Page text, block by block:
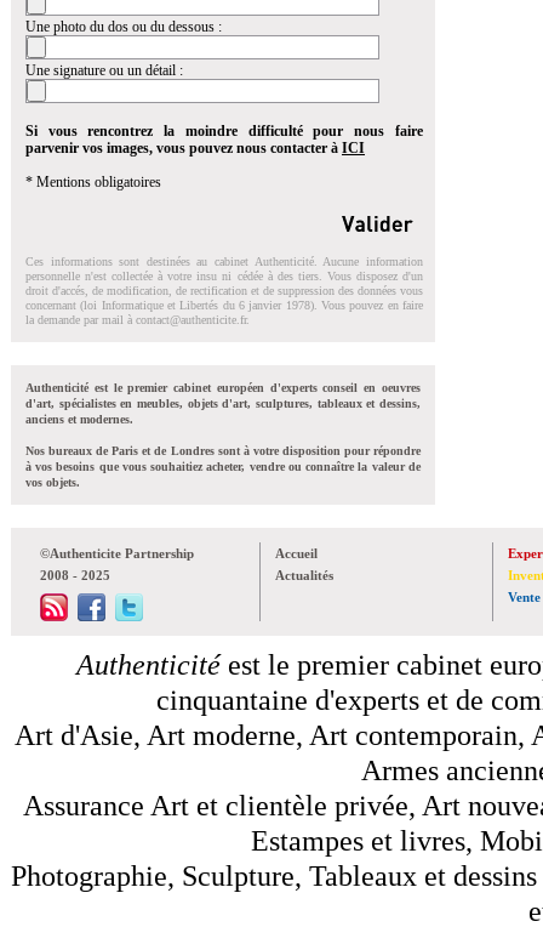
Une photo du dos ou du dessous :
Une signature ou un détail :
Si vous rencontrez la moindre difficulté pour nous faire
parvenir vos images, vous pouvez nous contacter à ICI
* Mentions obligatoires
Ces informations sont destinées au cabinet Authenticité. Aucune information
personnelle n'est collectée à votre insu ni cédée à des tiers. Vous disposez d'un
droit d'accés, de modification, de rectification et de suppression des données vous
concernant (loi Informatique et Libertés du 6 janvier 1978). Vous pouvez en faire
la demande par mail à contact@authenticite.fr.
Authenticité est le premier cabinet européen d'experts conseil en oeuvres
d'art, spécialistes en meubles, objets d'art, sculptures, tableaux et dessins,
anciens et modernes.
Nos bureaux de Paris et de Londres sont à votre disposition pour répondre
à vos besoins que vous souhaitiez acheter, vendre ou connaître la valeur de
vos objets.
©Authenticite Partnership
2008 - 2025
Accueil
Actualités
Vente
Authenticitéest le premier cabinet
cinquantaine d'experts et de
Art d'Asie, Art moderne, Art contemporain,
Armes
Assurance Art et clientèle privée, Art
Estampes et livres,
Photographie, Sculpture, Tableaux et